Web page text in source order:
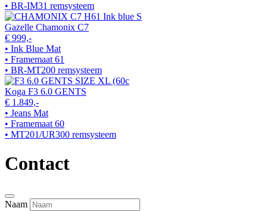
• BR-IM31 remsysteem
Gazelle Chamonix C7
€ 999,-
• Ink Blue Mat
• Framemaat 61
• BR-MT200 remsysteem
Koga F3 6.0 GENTS
€ 1.849,-
• Jeans Mat
• Framemaat 60
• MT201/UR300 remsysteem
Contact
Naam